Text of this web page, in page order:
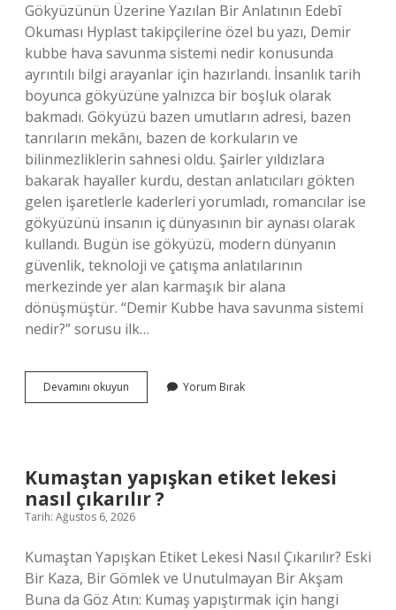
Gökyüzünün Üzerine Yazılan Bir Anlatının Edebî
Okuması Hyplast takipçilerine özel bu yazı, Demir
kubbe hava savunma sistemi nedir konusunda
ayrıntılı bilgi arayanlar için hazırlandı. İnsanlık tarih
boyunca gökyüzüne yalnızca bir boşluk olarak
bakmadı. Gökyüzü bazen umutların adresi, bazen
tanrıların mekânı, bazen de korkuların ve
bilinmezliklerin sahnesi oldu. Şairler yıldızlara
bakarak hayaller kurdu, destan anlatıcıları gökten
gelen işaretlerle kaderleri yorumladı, romancılar ise
gökyüzünü insanın iç dünyasının bir aynası olarak
kullandı. Bugün ise gökyüzü, modern dünyanın
güvenlik, teknoloji ve çatışma anlatılarının
merkezinde yer alan karmaşık bir alana
dönüşmüştür. “Demir Kubbe hava savunma sistemi
nedir?” sorusu ilk…
Devamını okuyun
kubbe
?
Yorum Bırak
Kumaştan yapışkan etiket lekesi
nasıl çıkarılır ?
Tarih: Ağustos 6, 2026
Kumaştan Yapışkan Etiket Lekesi Nasıl Çıkarılır? Eski
Bir Kaza, Bir Gömlek ve Unutulmayan Bir Akşam
Buna da Göz Atın: Kumaş yapıştırmak için hangi